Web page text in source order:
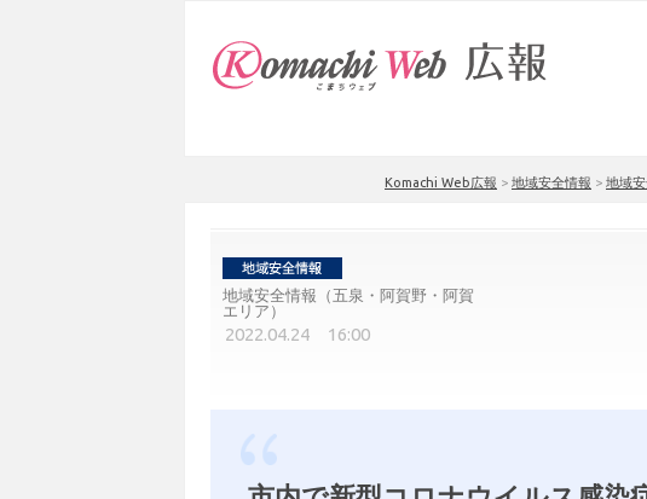
Komachi Web広報 > 地域安全情報 > 地域
地域安全情報（五泉・阿賀野・阿賀
エリア）
2022.04.24 16:00